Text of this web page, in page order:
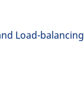
Load-balancing